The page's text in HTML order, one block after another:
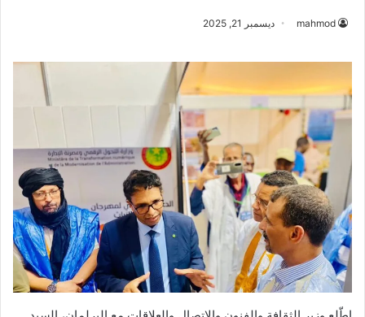
mahmod ديسمبر 21, 2025